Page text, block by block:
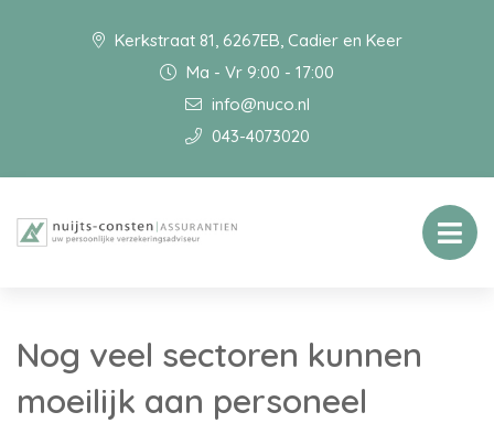
Kerkstraat 81, 6267EB, Cadier en Keer
Ma - Vr 9:00 - 17:00
info@nuco.nl
043-4073020
Nog veel sectoren kunnen
moeilijk aan personeel